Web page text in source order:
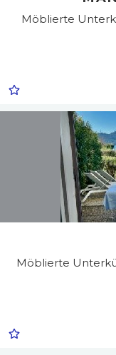
Möblierte
Möblierte